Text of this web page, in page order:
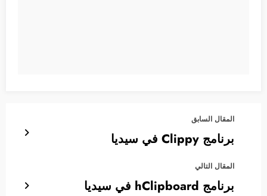
المقال السابق
برنامج Clippy في سيديا
المقال التالي
برنامج hClipboard في سيديا